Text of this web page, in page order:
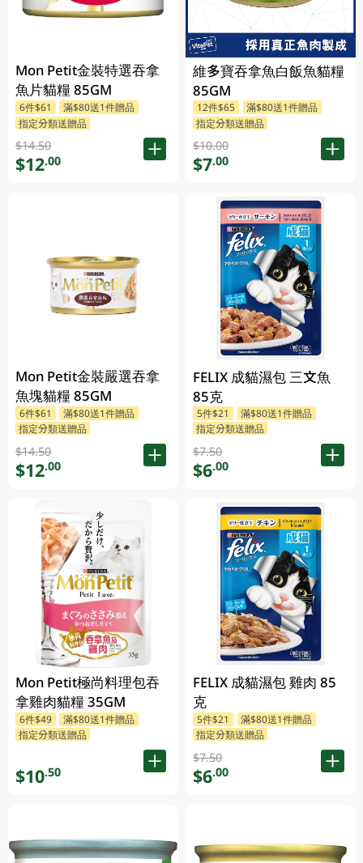
Mon Petit金裝特選吞拿
魚片貓糧 85GM
6件$61
滿$80送1件贈品
指定分類送贈品
$14.50
$12.00
Mon Petit金裝嚴選吞拿
魚塊貓糧 85GM
6件$61
滿$80送1件贈品
指定分類送贈品
$14.50
$12.00
Mon Petit極尚料理包吞
拿雞肉貓糧 35GM
6件$49
滿$80送1件贈品
指定分類送贈品
$10.50
維多寶吞拿魚白飯魚貓糧
85GM
12件$65
滿$80送1件贈品
指定分類送贈品
$10.00
$7.00
FELIX 成貓濕包 三文魚
85克
5件$21
滿$80送1件贈品
指定分類送贈品
$7.50
$6.00
FELIX 成貓濕包 雞肉 85
克
5件$21
滿$80送1件贈品
指定分類送贈品
$7.50
$6.00